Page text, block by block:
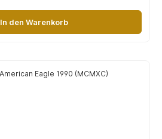
In den Warenkorb